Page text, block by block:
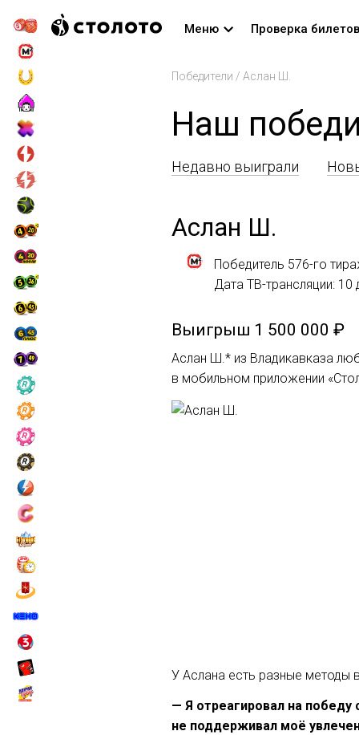
Меню Проверка билетов
Победители / Аслан Ш.
Наш
Недавно выиграли
Аслан Ш.
Победитель 576-го
Дата ТВ-трансляции: 10
Выигрыш 1 500 000 ₽
Аслан Ш.* из Владикавказа
в мобильном приложении
У Аслана есть разные методы
— Я отреагировал на победу
не поддерживал моё